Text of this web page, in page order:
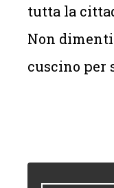
tutta la
Non
cuscino per